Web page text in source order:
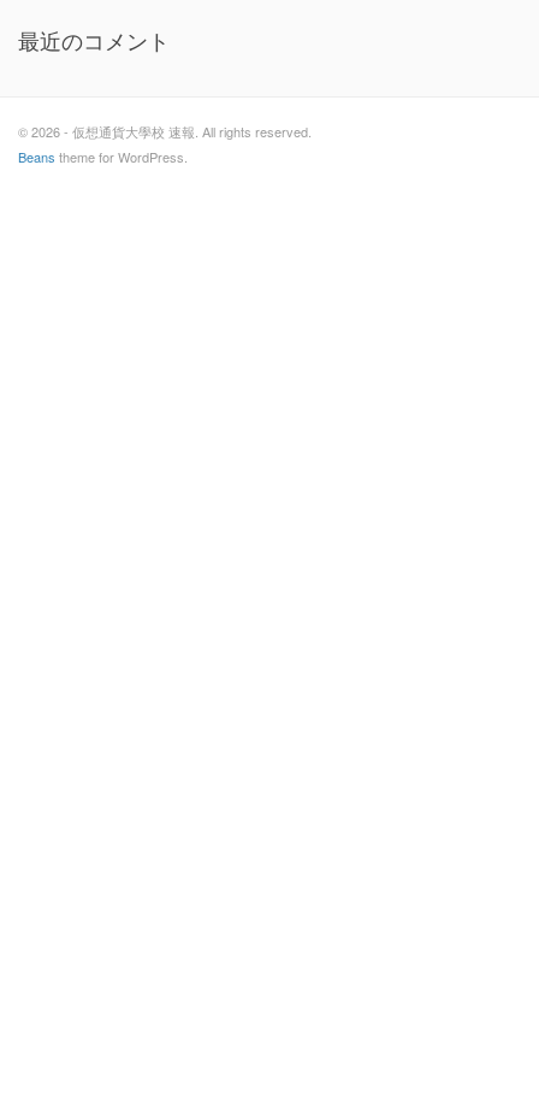
最近のコメント
© 2026 - 仮想通貨大學校 速報. All rights reserved.
Beans theme for WordPress.